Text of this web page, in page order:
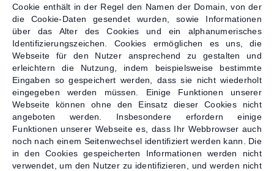
Cookie enthält in der Regel den Namen der Domain, von der
die Cookie-Daten gesendet wurden, sowie Informationen
über das Alter des Cookies und ein alphanumerisches
Identifizierungszeichen. Cookies ermöglichen es uns, die
Webseite für den Nutzer ansprechend zu gestalten und
erleichtern die Nutzung, indem beispielsweise bestimmte
Eingaben so gespeichert werden, dass sie nicht wiederholt
eingegeben werden müssen. Einige Funktionen unserer
Webseite können ohne den Einsatz dieser Cookies nicht
angeboten werden. Insbesondere erfordern einige
Funktionen unserer Webseite es, dass Ihr Webbrowser auch
noch nach einem Seitenwechsel identifiziert werden kann. Die
in den Cookies gespeicherten Informationen werden nicht
verwendet, um den Nutzer zu identifizieren, und werden nicht